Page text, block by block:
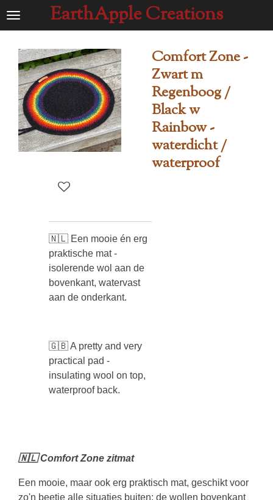
Ga
hoofdinhoud
EarthApple Creations
Comfort Zone -
Zwart m
Regenboog /
Black w
Rainbow -
waterdicht /
waterproof
🇳🇱 Een mooie én erg
praktische mat -
isolerende wol aan de
bovenkant, watervast
aan de onderkant.
🇬🇧 A pretty and very
practical pad -
insulating wool on top,
waterproof back.
🇳🇱 Comfort Zone zitmat
Een mooie, maar ook erg praktisch mat, geschikt voor
zo'n beetje alle situaties buiten: de wollen bovenkant